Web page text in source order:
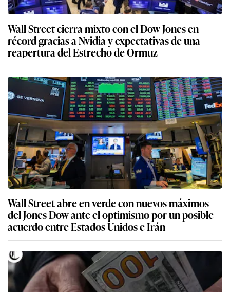
Wall Street cierra mixto con el Dow Jones en
récord gracias a Nvidia y expectativas de una
reapertura del Estrecho de Ormuz
Wall Street abre en verde con nuevos máximos
del Jones Dow ante el optimismo por un posible
acuerdo entre Estados Unidos e Irán